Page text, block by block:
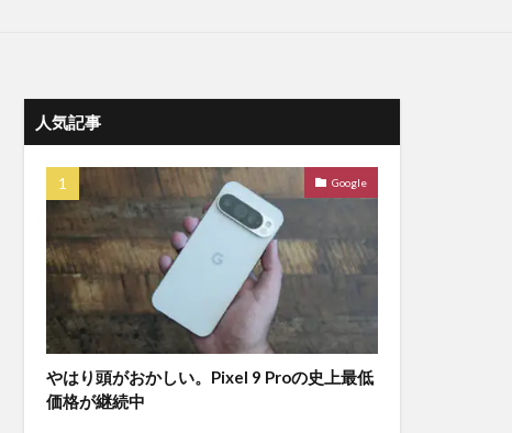
人気記事
Google
やはり頭がおかしい。Pixel 9 Proの史上最低
価格が継続中